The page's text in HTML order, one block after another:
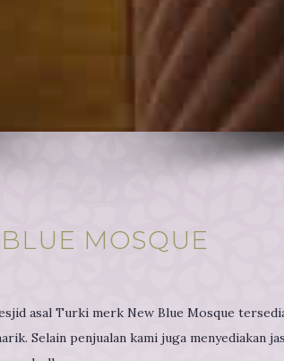
MOSQUE
asal Turki merk New Blue Mosque
Selain penjualan kami juga menyediakan